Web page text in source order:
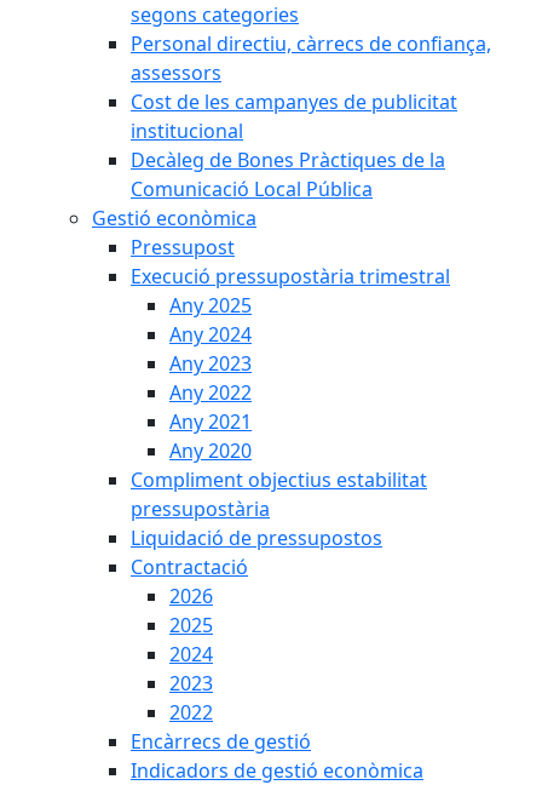
segons categories
Personal directiu, càrrecs de confiança,
assessors
Cost de les campanyes de publicitat
institucional
Decàleg de Bones Pràctiques de la
Comunicació Local Pública
Gestió econòmica
Pressupost
Execució pressupostària trimestral
Any 2025
Any 2024
Any 2023
Any 2022
Any 2021
Any 2020
Compliment objectius estabilitat
pressupostària
Liquidació de pressupostos
Contractació
2026
2025
2024
2023
2022
Encàrrecs de gestió
Indicadors de gestió econòmica